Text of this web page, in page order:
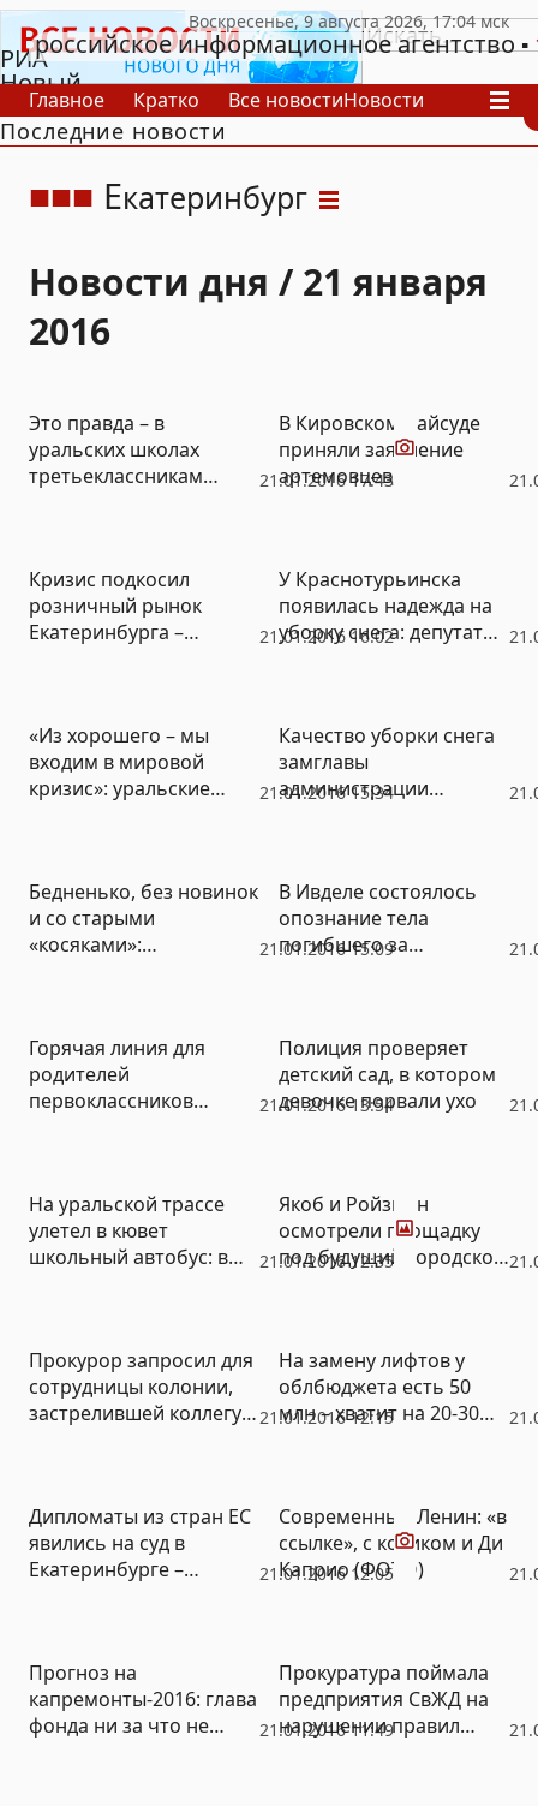
РИА
Новый
День
российское информационное агентство
Главное Кратко Все новостиНовости
В России
В мире
Последние новости
Екатеринбург
Новости дня / 21 января
2016
21.01.2016 17:43
Это правда – в
уральских школах
третьеклассникам
подвигах ополченцев
(ВИДЕО)
Видео
В Кировском райсуде
приняли заявление
артемовцев,
21.01.2016 16:02
Кризис подкосил
розничный рынок
Екатеринбурга –
У Краснотурьинска
появилась надежда на
уборку снега: депутаты
21.01.2016 15:34
«Из хорошего – мы
входим в мировой
кризис»: уральские
Качество уборки снега
замглавы
администрации
21.01.2016 15:09
Бедненько, без новинок
и со старыми
«косяками»:
В Ивделе состоялось
опознание тела
погибшего за
21.01.2016 13:54
Горячая линия для
родителей
первоклассников
Полиция проверяет
детский сад, в котором
девочке порвали ухо
21.01.2016 12:35
На уральской трассе
улетел в кювет
школьный автобус: в
Фото
Якоб и Ройзман
осмотрели площадку
под будущий городской
21.01.2016 12:15
Прокурор запросил для
сотрудницы колонии,
застрелившей коллегу в
На замену лифтов у
облбюджета есть 50
млн – хватит на 20-30
21.01.2016 12:05
Дипломаты из стран ЕC
явились на суд в
Екатеринбурге –
Видео
Современный Ленин: «в
ссылке», с котиком и Ди
Каприо (ФОТО)
21.01.2016 11:49
Прогноз на
капремонты-2016: глава
фонда ни за что не
Прокуратура поймала
предприятия СвЖД на
нарушении правил